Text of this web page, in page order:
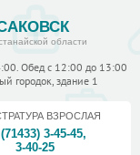
области
Обед с 12:00 до 13:00
городок, здание 1
ВЗРОСЛАЯ
3-45-45,
3-40-25